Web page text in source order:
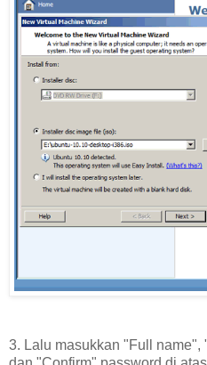
3. Lalu masukkan "Full name",